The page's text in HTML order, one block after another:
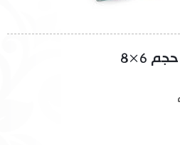
6×8